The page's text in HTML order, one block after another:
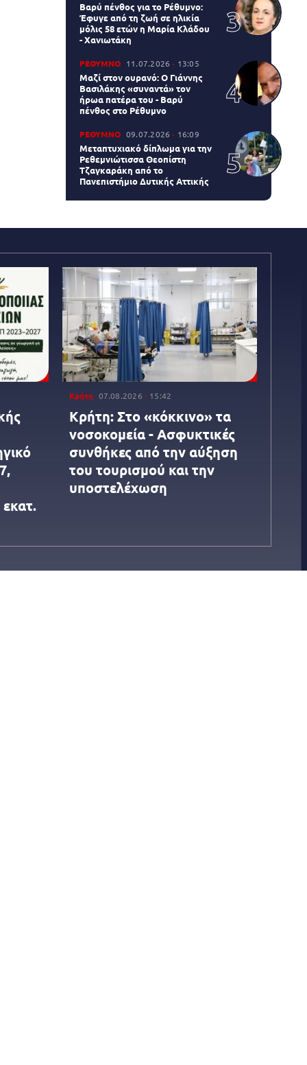
Βαρύ πένθος για το Ρέθυμνο:
Έφυγε από τη ζωή σε ηλικία
μόλις 58 ετών η Μαρία Κλάδου
- Χανιωτάκη
ΡΕΘΥΜΝΟ 11.07.2026 13:05
Μαζί στον ουρανό: Ο Γιάννης
Βασιλάκης «συναντά» τον
ήρωα πατέρα του - Βαρύ
πένθος στο Ρέθυμνο
ΡΕΘΥΜΝΟ 09.07.2026 16:09
Μεταπτυχιακό δίπλωμα για την
Ρεθεμνιώτισσα Θεοπίστη
Τζαγκαράκη από το
Πανεπιστήμιο Δυτικής Αττικής
Κρήτη 07.08.2026 15:42
Κρήτη: Στο «κόκκινο» τα
νοσοκομεία - Ασφυκτικές
συνθήκες από την αύξηση
του τουρισμού και την
υποστελέχωση